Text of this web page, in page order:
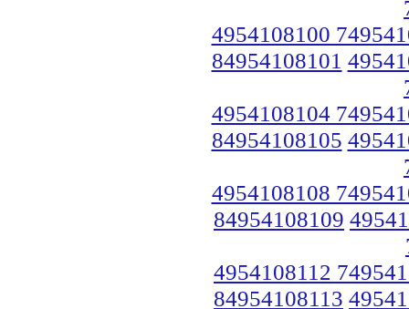
4954108100
84954108101
4954108104
84954108105
4954108108
84954108109
4954108112
84954108113